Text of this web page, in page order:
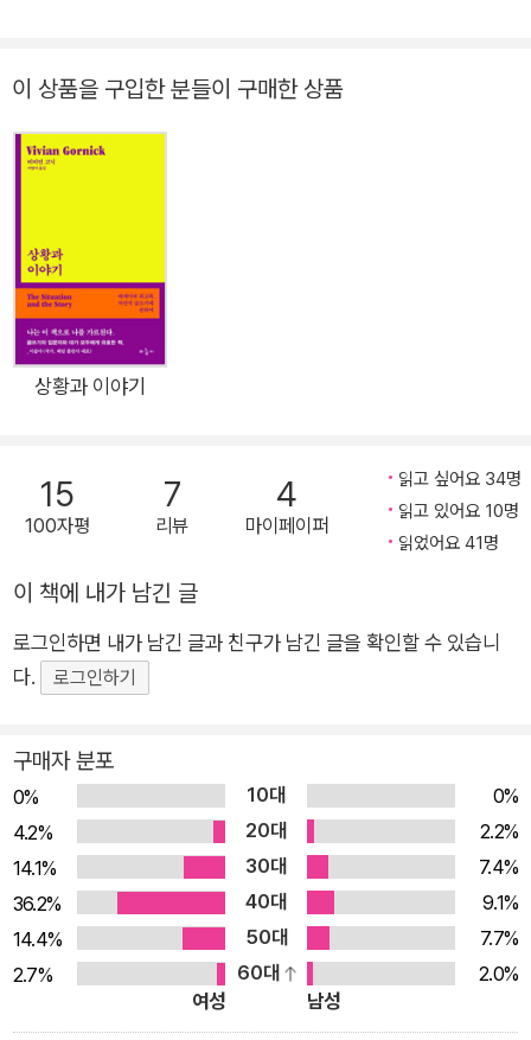
의 가난”이라는 말마따나 텍스트 생산량은 갈수록 늘고 읽을 만
한 글 찾기는 점점 더 어려워집니다. 저자는 텍스트가 그야말로
홍수처럼 쏟아지는 시대에 “읽을 수 있는(가독성)·읽을 가치가
고, 저자가 명시된 만큼 믿고 읽어도 될 만한 지식이며, 광고의 방
해·알고리즘의 개입이 없는 읽기 경험을 선사하니까요. 당장 필요
한 정보가 있다고 해도 무가치한 텍스트 사이를 헤매며 끝없이 검
색하기보다 도서관에서 가서 알맞은 책 한 권을 찾아 읽는 게 훨
씬 경제적이라고 이야기합니다. 우리가 여전히 책을 읽는 이유이
하는 것’이 아니라 ‘문제 해결의 가장 좋은 도구’ 저자는 ‘읽는 재
미’와 ‘한 끗 다르게 생각하는 재미’를 전하고자 2021년 책을 기
는 이메일을 발행했습니다. 신·구간을 막론하고 한 편에 적게는 2
권 많게는 4권의 책을 묶어 다루면서, 혐오·노동·환경·AI·미디어
등의 주제를 다뤘지요. ‘진지한 긴 글’로 채워진 이 뉴스레터는 광
명이 넘는 구독자를 불러들였고, 뉴스레터에서 소개한 구간이 다
른 독자들에게 재발견·재평가된 경우도 적지 않습니다. 저자의 독
서 방식이 설득력을 얻은 것은 무엇보다 책을 ‘무조건 좋은 것’
‘당연히 읽어야 하는 것’으로 규정 짓지 않았기 때문입니다. 책
(읽기) 자체를 목적으로 삼은 것이 아니라, 선거법 개편·노키즈존
·통화 스와프·비트코인 등 일상과 사회에서 마주하는 문제를 제대
로 파악하는 데 가장 좋은 도구로서 책을 선택한 것이지요. 문해
력 부족을 지적받는 세대에게 책은 어쩌면 제 가치를 제대로 인정
이 상품을 구입한 분들이 구매한 상품
상황과 이야기
15
100자평
7
리뷰
4
마이페이퍼
읽고 싶어요 34명
읽고 있어요 10명
읽었어요 41명
이 책에 내가 남긴 글
로그인하면 내가 남긴 글과 친구가 남긴 글을 확인할 수 있습니
다.
로그인하기
구매자 분포
0% 10대
0%
4.2%
20대
2.2%
14.1%
30대
7.4%
36.2%
40대
9.1%
14.4%
50대
7.7%
2.7%
60대
2.0%
여성
남성